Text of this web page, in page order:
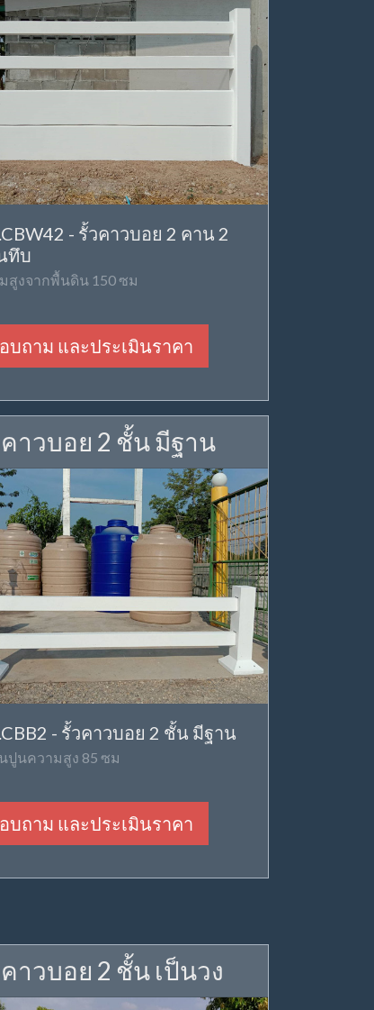
- รั้วคาวบอย 2 คาน 2
ทึบ
สูงจากพื้นดิน 150 ซม
บถาม และประเมินราคา
าวบอย 2 ชั้น มีฐาน
- รั้วคาวบอย 2 ชั้น มีฐาน
ปูนความสูง 85 ซม
บถาม และประเมินราคา
าวบอย 2 ชั้น เป็นวง